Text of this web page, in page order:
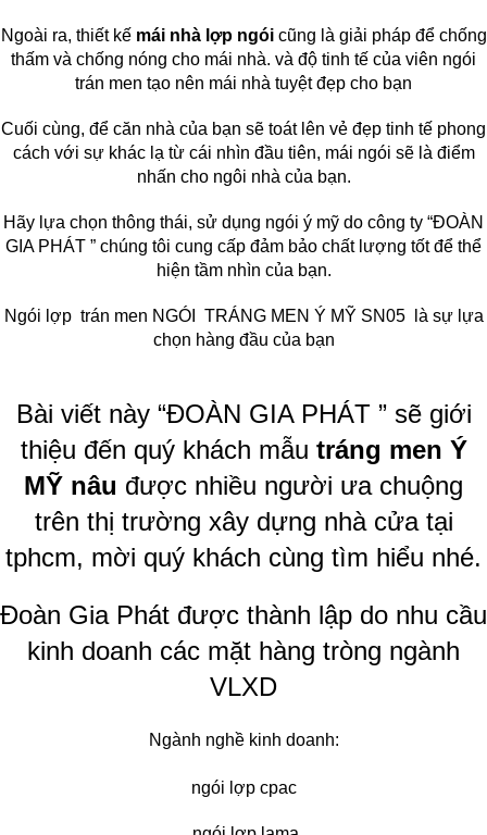
Ngoài ra, thiết kế mái nhà lợp ngóicũng là giải pháp để chống
thấm và chống nóng cho mái nhà. và độ tinh tế của viên ngói
trán men tạo nên mái nhà tuyệt đẹp cho bạn
Cuối cùng, để căn nhà của bạn sẽ toát lên vẻ đẹp tinh tế phong
cách với sự khác lạ từ cái nhìn đầu tiên, mái ngói sẽ là điểm
nhấn cho ngôi nhà của bạn.
Hãy lựa chọn thông thái, sử dụng ngói ý mỹ do công ty “ĐOÀN
GIA PHÁT ” chúng tôi cung cấp đảm bảo chất lượng tốt để thể
hiện tầm nhìn của bạn.
Ngói lợp trán men NGÓI TRÁNG MEN Ý MỸ SN05là sự lựa
chọn hàng đầu của bạn
Bài viết này “ĐOÀN GIA PHÁT ” sẽ giới
thiệu đến quý khách mẫu tráng men Ý
MỸ nâu được nhiều người ưa chuộng
trên thị trường xây dựng nhà cửa tại
tphcm, mời quý khách cùng tìm hiểu nhé.
Đoàn Gia Phát được thành lập do nhu cầu
kinh doanh các mặt hàng tròng ngành
VLXD
Ngành nghề kinh doanh:
ngói lợp cpac